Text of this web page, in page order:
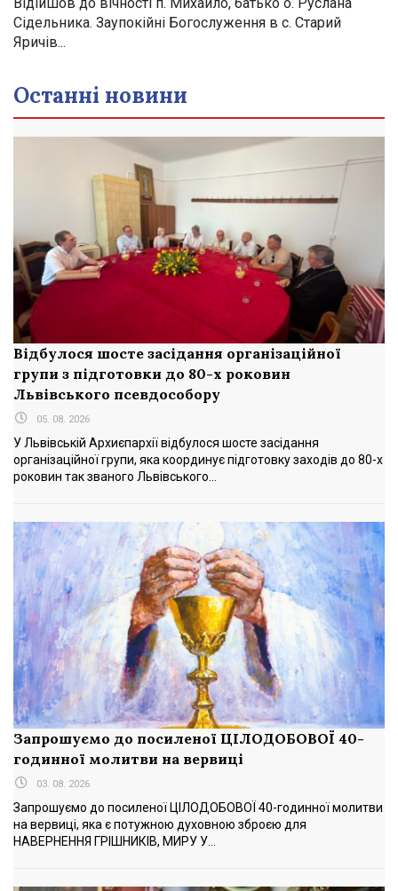
Відійшов до вічності п. Михайло, батько о. Руслана
Сідельника. Заупокійні Богослуження в с. Старий
Яричів...
Останні новини
Відбулося шосте засідання організаційної
групи з підготовки до 80-х роковин
Львівського псевдособору
05. 08. 2026
У Львівській Архиєпархії відбулося шосте засідання
організаційної групи, яка координує підготовку заходів до 80-х
роковин так званого Львівського...
Запрошуємо до посиленої ЦІЛОДОБОВОЇ 40-
годинної молитви на вервиці
03. 08. 2026
Запрошуємо до посиленої ЦІЛОДОБОВОЇ 40-годинної молитви
на вервиці, яка є потужною духовною зброєю для
НАВЕРНЕННЯ ГРІШНИКІВ, МИРУ У...